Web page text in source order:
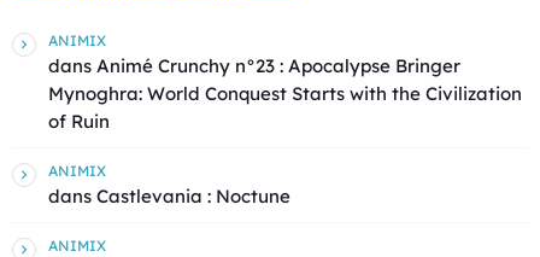
ANIMIX
dans Animé Crunchy n°23 : Apocalypse Bringer
Mynoghra: World Conquest Starts with the Civilization
of Ruin
ANIMIX
dans Castlevania : Noctune
ANIMIX